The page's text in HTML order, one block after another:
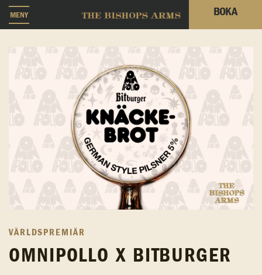
MENY BOKA
VÄRLDSPREMIÄR
OMNIPOLLO X BITBURGER